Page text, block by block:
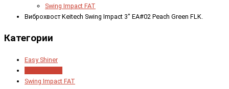
Swing Impact FAT
Виброхвост Keitech Swing Impact 3" EA#02 Peach Green FLK.
Категории
Easy Shiner
Swing Impact FAT